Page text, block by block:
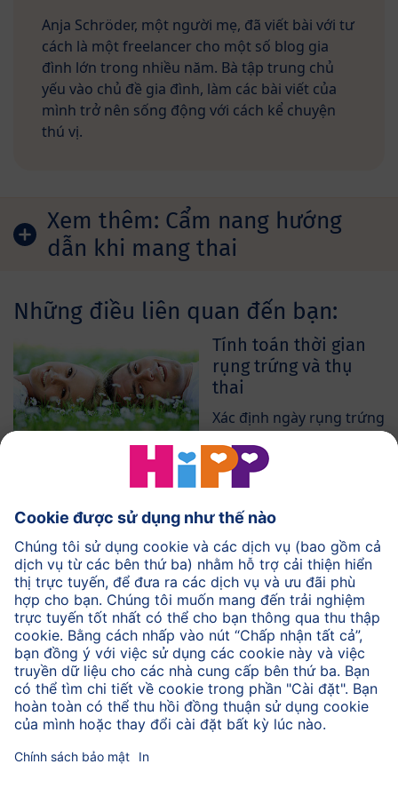
Anja Schröder, một người mẹ, đã viết bài với tư
cách là một freelancer cho một số blog gia
đình lớn trong nhiều năm. Bà tập trung chủ
yếu vào chủ đề gia đình, làm các bài viết của
mình trở nên sống động với cách kể chuyện
thú vị.
Xem thêm: Cẩm nang hướng
dẫn khi mang thai
Những điều liên quan đến bạn:
Tính toán thời gian
rụng trứng và thụ
thai
Xác định ngày rụng trứng
Tính toán ngày dự
Tính toán ngày sinh gần
đúng của bé.
Đồ thị cân nặng
Theo dõi các thay đổi
trọng lượng của bạn.